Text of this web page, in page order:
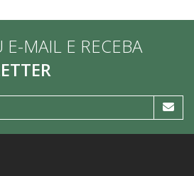
E-MAIL E RECEBA